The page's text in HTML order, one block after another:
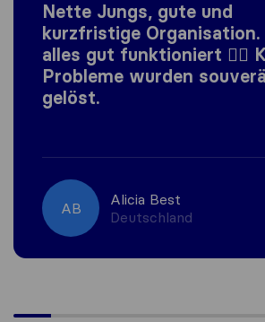
Nette Jungs, gute und
kurzfristige Organisation.
alles gut funktioniert 👍🏼
Probleme wurden
gelöst.
AB
Alicia Best
Deutschland